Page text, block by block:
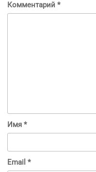
Комментарий *
Имя *
Email *